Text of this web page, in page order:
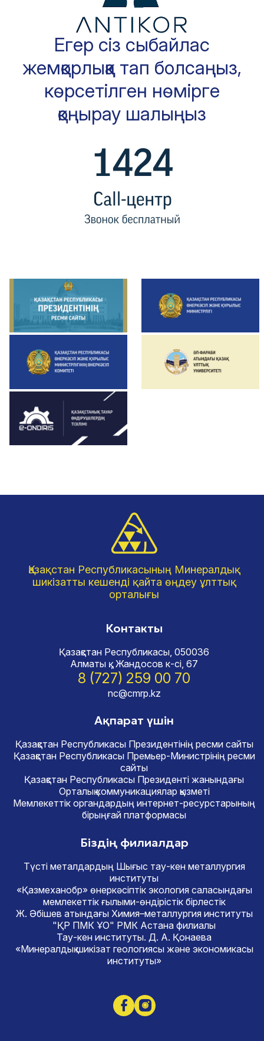
Егер сіз сыбайлас
жемқорлыққа тап болсаңыз,
көрсетілген нөмірге
қоңырау шалыңыз
Қазақстан Республикасының Минералдық
шикізатты кешенді қайта өңдеу ұлттық
орталығы
Контакты
Қазақстан Республикасы, 050036
Алматы қ., Жандосов к-сі, 67
8 (727) 259 00 70
nc@cmrp.kz
Ақпарат үшін
Қазақстан Республикасы Президентінің ресми сайты
Қазақстан Республикасы Премьер-Министрінің ресми
сайты
Қазақстан Республикасы Президенті жанындағы
Орталық коммуникациялар қызметі
Мемлекеттік органдардың интернет-ресурстарының
бірыңғай платформасы
Біздің филиалдар
Түсті металдардың Шығыс тау-кен металлургия
институты
«Қазмеханобр» өнеркәсіптік экология саласындағы
мемлекеттік ғылыми-өндірістік бірлестік
Ж. Әбішев атындағы Химия–металлургия институты
"ҚР ПМК ҰО" РМК Астана филиалы
Тау-кен институты. Д. А. Қонаева
«Минералдық шикізат геологиясы және экономикасы
институты»